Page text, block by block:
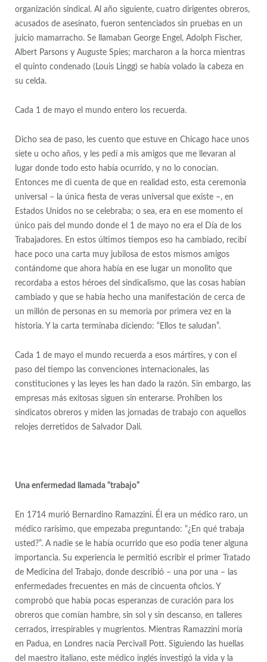
organización sindical. Al año siguiente, cuatro dirigentes obreros,
acusados de asesinato, fueron sentenciados sin pruebas en un
juicio mamarracho. Se llamaban George Engel, Adolph Fischer,
Albert Parsons y Auguste Spies; marcharon a la horca mientras
el quinto condenado (Louis Lingg) se había volado la cabeza en
su celda.
Cada 1 de mayo el mundo entero los recuerda.
Dicho sea de paso, les cuento que estuve en Chicago hace unos
siete u ocho años, y les pedí a mis amigos que me llevaran al
lugar donde todo esto había ocurrido, y no lo conocían.
Entonces me di cuenta de que en realidad esto, esta ceremonia
universal – la única fiesta de veras universal que existe –, en
Estados Unidos no se celebraba; o sea, era en ese momento el
único país del mundo donde el 1 de mayo no era el Día de los
Trabajadores. En estos últimos tiempos eso ha cambiado, recibí
hace poco una carta muy jubilosa de estos mismos amigos
contándome que ahora había en ese lugar un monolito que
recordaba a estos héroes del sindicalismo, que las cosas habían
cambiado y que se había hecho una manifestación de cerca de
un millón de personas en su memoria por primera vez en la
historia. Y la carta terminaba diciendo: “Ellos te saludan”.
Cada 1 de mayo el mundo recuerda a esos mártires, y con el
paso del tiempo las convenciones internacionales, las
constituciones y las leyes les han dado la razón. Sin embargo, las
empresas más exitosas siguen sin enterarse. Prohíben los
sindicatos obreros y miden las jornadas de trabajo con aquellos
relojes derretidos de Salvador Dalí.
Una enfermedad llamada “trabajo”
En 1714 murió Bernardino Ramazzini. Él era un médico raro, un
médico rarísimo, que empezaba preguntando: “¿En qué trabaja
usted?”. A nadie se le había ocurrido que eso podía tener alguna
importancia. Su experiencia le permitió escribir el primer Tratado
de Medicina del Trabajo, donde describió – una por una – las
enfermedades frecuentes en más de cincuenta oficios. Y
comprobó que había pocas esperanzas de curación para los
obreros que comían hambre, sin sol y sin descanso, en talleres
cerrados, irrespirables y mugrientos. Mientras Ramazzini moría
en Padua, en Londres nacía Percivall Pott. Siguiendo las huellas
del maestro italiano, este médico inglés investigó la vida y la